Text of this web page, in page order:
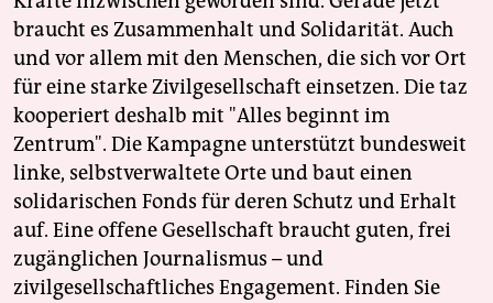
braucht es Zusammenhalt und Solidarität. Auch
und vor allem mit den Menschen, die sich vor Ort
für eine starke Zivilgesellschaft einsetzen. Die taz
kooperiert deshalb mit "Alles beginnt im
Zentrum". Die Kampagne unterstützt bundesweit
linke, selbstverwaltete Orte und baut einen
solidarischen Fonds für deren Schutz und Erhalt
auf. Eine offene Gesellschaft braucht guten, frei
zugänglichen Journalismus – und
zivilgesellschaftliches Engagement. Finden Sie